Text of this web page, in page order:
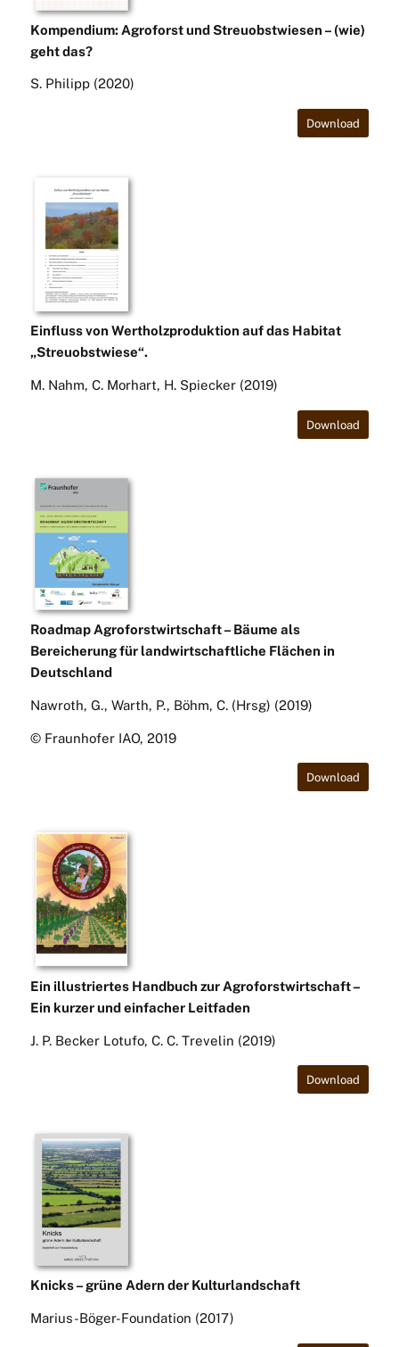
Kompendium: Agroforst und Streuobstwiesen – (wie)
geht das?
S. Philipp (2020)
Download
Einfluss von Wertholzproduktion auf das Habitat
„Streuobstwiese“.
M. Nahm, C. Morhart, H. Spiecker (2019)
Download
Roadmap Agroforstwirtschaft – Bäume als
Bereicherung für landwirtschaftliche Flächen in
Deutschland
Nawroth, G., Warth, P., Böhm, C. (Hrsg) (2019)
© Fraunhofer IAO, 2019
Download
Ein illustriertes Handbuch zur Agroforstwirtschaft –
Ein kurzer und einfacher Leitfaden
J. P. Becker Lotufo, C. C. Trevelin (2019)
Download
Knicks – grüne Adern der Kulturlandschaft
Marius-Böger-Foundation (2017)